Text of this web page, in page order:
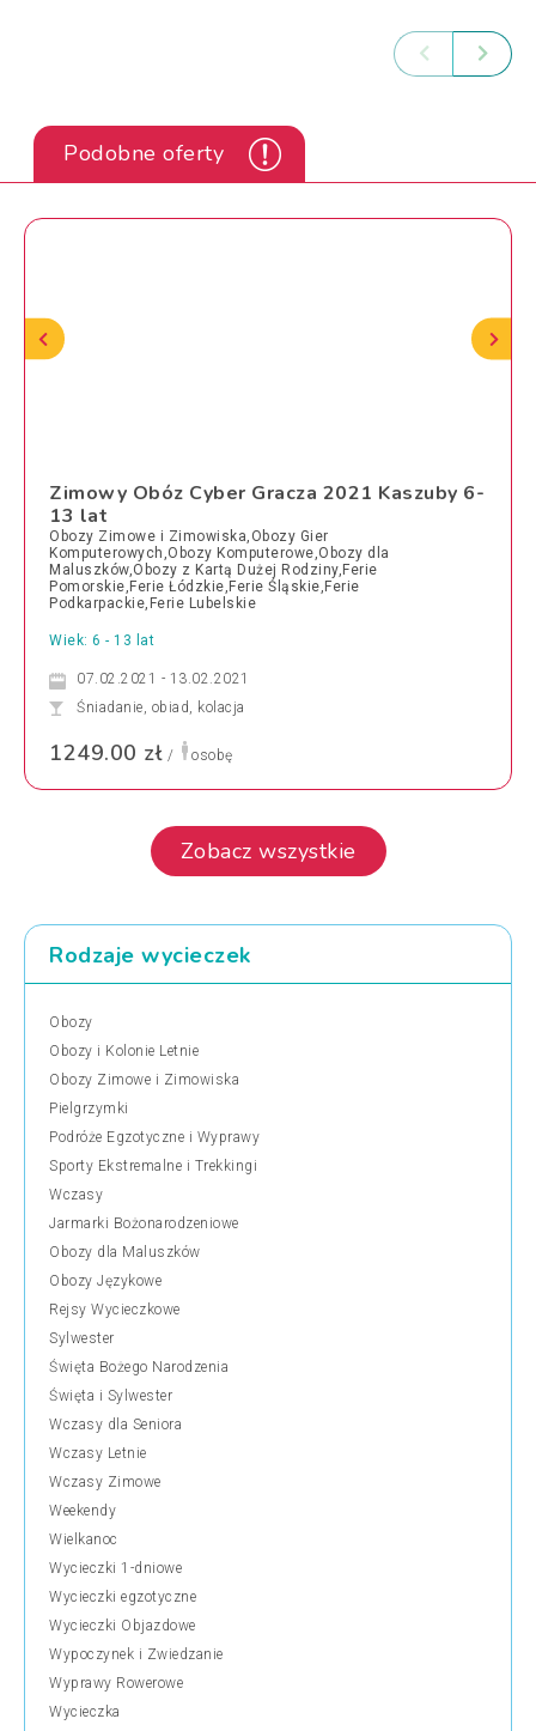
Podobne oferty
Zimowy Obóz Cyber Gracza 2021 Kaszuby 6-
13 lat
Obozy Zimowe i Zimowiska,Obozy Gier
Komputerowych,Obozy Komputerowe,Obozy dla
Maluszków,Obozy z Kartą Dużej Rodziny,Ferie
Pomorskie,Ferie Łódzkie,Ferie Śląskie,Ferie
Podkarpackie,Ferie Lubelskie
Wiek: 6 - 13 lat
07.02.2021 - 13.02.2021
Śniadanie, obiad, kolacja
1249.00 zł / osobę
Zobacz wszystkie
Rodzaje wycieczek
Obozy
Obozy i Kolonie Letnie
Obozy Zimowe i Zimowiska
Pielgrzymki
Podróże Egzotyczne i Wyprawy
Sporty Ekstremalne i Trekkingi
Wczasy
Jarmarki Bożonarodzeniowe
Obozy dla Maluszków
Obozy Językowe
Rejsy Wycieczkowe
Sylwester
Święta Bożego Narodzenia
Święta i Sylwester
Wczasy dla Seniora
Wczasy Letnie
Wczasy Zimowe
Weekendy
Wielkanoc
Wycieczki 1-dniowe
Wycieczki egzotyczne
Wycieczki Objazdowe
Wypoczynek i Zwiedzanie
Wyprawy Rowerowe
Wycieczka